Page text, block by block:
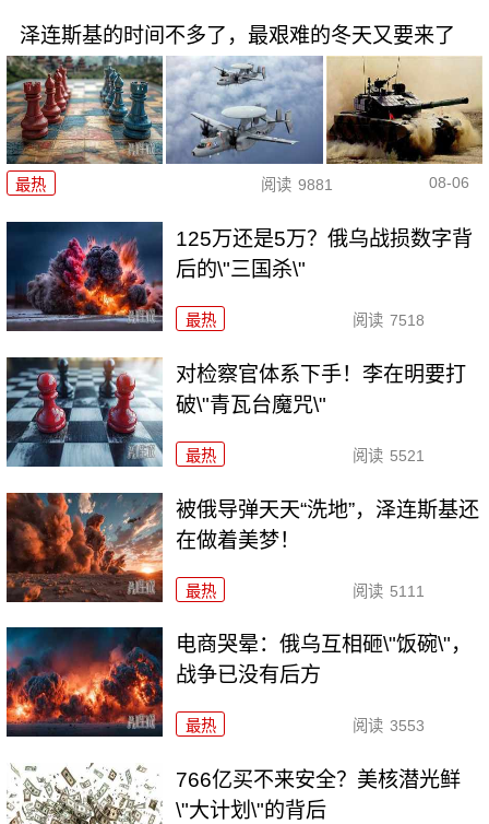
泽连斯基的时间不多了，最艰难的冬天又要来了
最热 阅读 9881 08-06
125万还是5万？俄乌战损数字背
后的\"三国杀\"
最热 阅读 7518
对检察官体系下手！李在明要打
破\"青瓦台魔咒\"
最热 阅读 5521
被俄导弹天天“洗地”，泽连斯基还
在做着美梦！
最热 阅读 5111
电商哭晕：俄乌互相砸\"饭碗\"，
战争已没有后方
最热 阅读 3553
766亿买不来安全？美核潜光鲜
\"大计划\"的背后